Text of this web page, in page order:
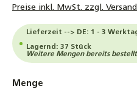
Preise inkl. MwSt. zzgl.
Lieferzeit --> DE: 1 - 3
Lagernd: 37 Stück
Weitere Mengen bereits
Menge